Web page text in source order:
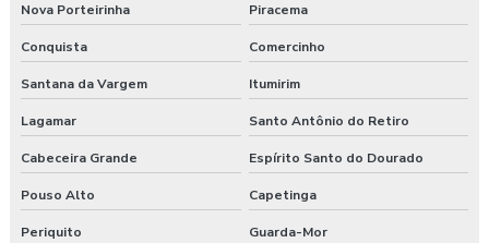
Nova Porteirinha Piracema
Conquista Comercinho
Santana da Vargem Itumirim
Lagamar Santo Antônio do Retiro
Cabeceira Grande Espírito Santo do Dourado
Pouso Alto Capetinga
Periquito Guarda-Mor